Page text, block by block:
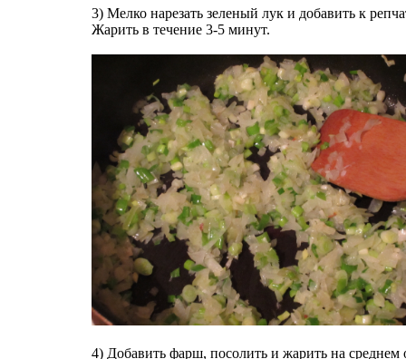
3) Мелко нарезать зеленый лук и добавить к
Жарить в течение 3-5 минут.
4) Добавить фарш, посолить и жарить на среднем